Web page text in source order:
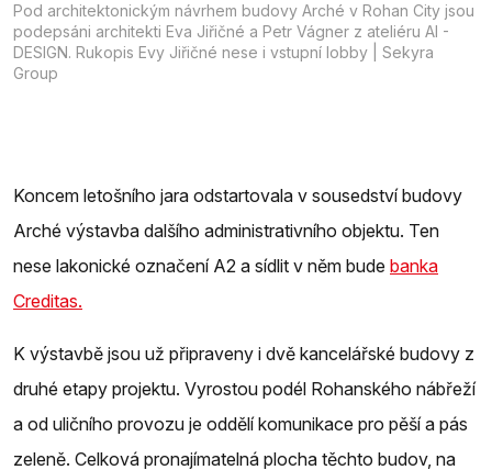
Pod architektonickým návrhem budovy Arché v Rohan City jsou
podepsáni architekti Eva Jiřičné a Petr Vágner z ateliéru AI -
DESIGN. Rukopis Evy Jiřičné nese i vstupní lobby | Sekyra
Group
Koncem letošního jara odstartovala v sousedství budovy
Arché výstavba dalšího administrativního objektu. Ten
nese lakonické označení A2 a sídlit v něm bude banka
Creditas.
K výstavbě jsou už připraveny i dvě kancelářské budovy z
druhé etapy projektu. Vyrostou podél Rohanského nábřeží
a od uličního provozu je oddělí komunikace pro pěší a pás
zeleně. Celková pronajímatelná plocha těchto budov, na